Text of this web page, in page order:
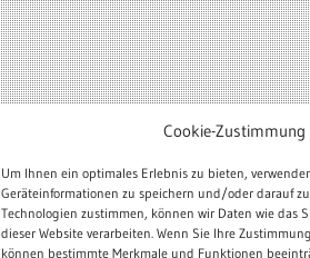
Cookie-
Um Ihnen ein optimales Erlebnis zu bieten,
Geräteinformationen zu speichern und/oder darauf
Technologien zustimmen, können wir Daten wie das
dieser Website verarbeiten. Wenn Sie Ihre
können bestimmte Merkmale und Funktionen